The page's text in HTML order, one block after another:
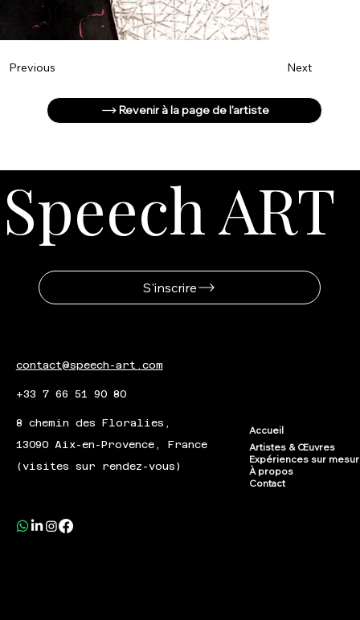
Previous Next
Revenir à la page de l'artiste
Speech ART
contact@speech-art.com
+33 7 66 51 90 80
8 chemin des Floralies,
13090 Aix-en-Provence, France
(visites sur rendez-vous)
Accueil
Artistes & Œuvres
Expériences sur
À propos
Contact
S'inscrire